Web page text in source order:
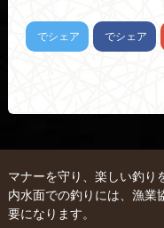
でシェア でシェア
マナーを守り、楽しい釣り
内水面での釣りには、漁業
要になります。